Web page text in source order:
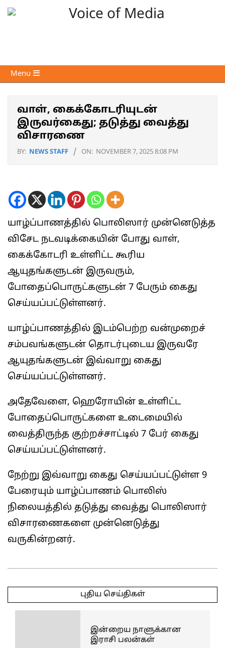
Skip
Voice
of
Primary
Navigation
Menu
வாள், கைக்கோடரியுடன்
இருவர்கைது; தடுத்து வைத்து
விசாரணை
BY: NEWS STAFF ON: NOVEMBER 7, 2025 8:08 PM
யாழ்ப்பாணத்தில் பொலிஸார் முன்னெடுத்த
விசேட நடவடிக்கையின் போது வாள்,
கைக்கோடரி உள்ளிட்ட கூரிய
ஆயுதங்களுடன் இருவரும்,
போதைப்பொருட்களுடன் 7 பேரும் கைது
செய்யப்பட்டுள்ளனர்.
யாழ்ப்பாணத்தில் இடம்பெற்ற வன்முறைச்
சம்பவங்களுடன் தொடர்புடைய இருவரே
ஆயுதங்களுடன் இவ்வாறு கைது
செய்யப்பட்டுள்ளனர்.
அதேவேளை, ஹெரோயின் உள்ளிட்ட
போதைப்பொருட்களை உடைமையில்
வைத்திருந்த குற்றச்சாட்டில் 7 பேர் கைது
செய்யப்பட்டுள்ளனர்.
நேற்று இவ்வாறு கைது செய்யப்பட்டுள்ள 9
பேரையும் யாழ்ப்பாணம் பொலிஸ்
நிலையத்தில் தடுத்து வைத்து பொலிஸார்
விசாரணைகளை முன்னெடுத்து
வருகின்றனர்.
11-
புதிய செய்திகள்
இன்றைய நாளுக்கான
இராசி பலன்கள்